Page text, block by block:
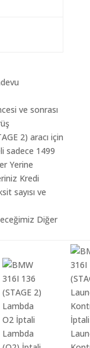
ve sonrası
2) aracı için
sadece 1499
Yerine
Kredi
sayısı ve
Diğer
Lambda